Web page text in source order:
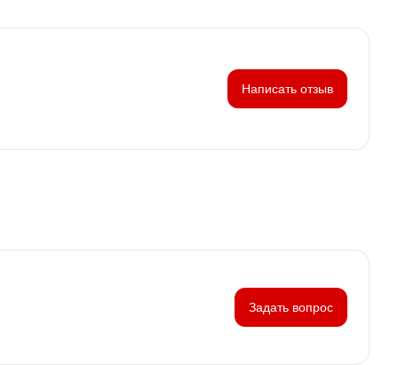
Написать отзыв
Задать вопрос